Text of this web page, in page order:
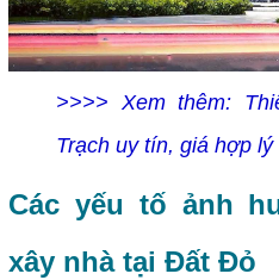
>>>> Xem thêm:
Trạch uy tín, giá hợp lý
Các yếu tố ảnh
xây nhà tại Đất Đỏ